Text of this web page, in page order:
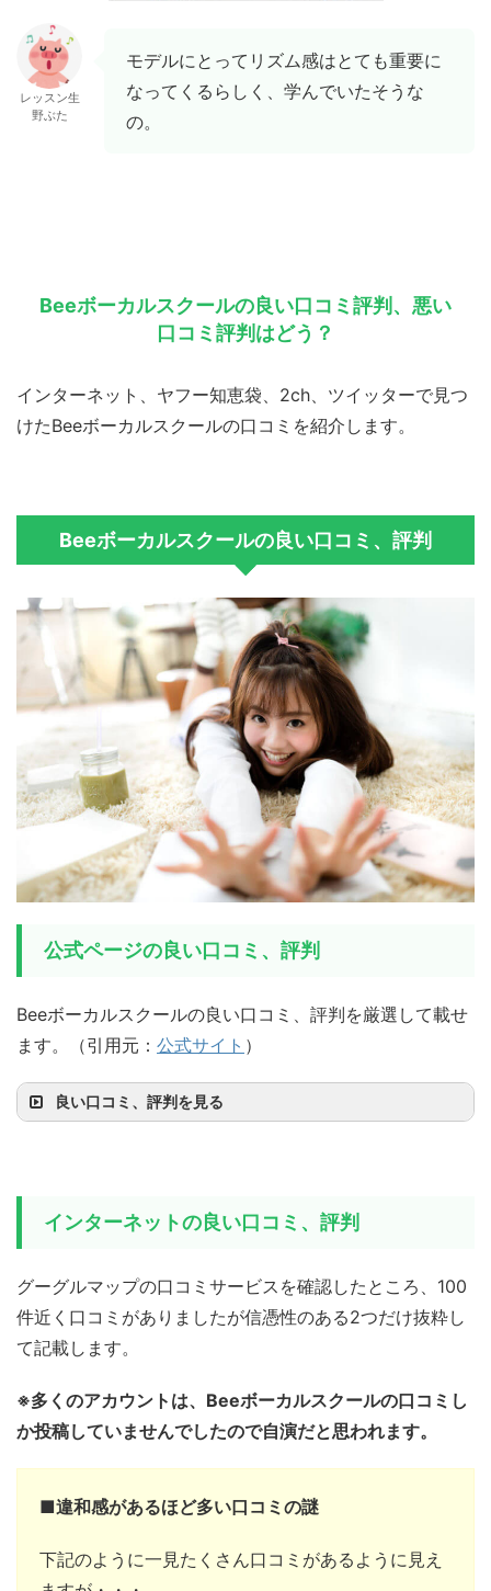
レッスン生
野ぶた
モデルにとってリズム感はとても重要に
なってくるらしく、学んでいたそうな
の。
Beeボーカルスクールの良い口コミ評判、悪い
口コミ評判はどう？
インターネット、ヤフー知恵袋、2ch、ツイッターで見つ
けたBeeボーカルスクールの口コミを紹介します。
Beeボーカルスクールの良い口コミ、評判
公式ページの良い口コミ、評判
Beeボーカルスクールの良い口コミ、評判を厳選して載せ
ます。（引用元： 公式サイト ）
良い口コミ、評判を見る
野ぶた
採点カラオケの点数UPを目指して2
が、点数よりはるかに大切なことを
教わり 、音楽に対する価値観が大き
があっても、レッスンでは先生たち
が、イベントでは生徒さんたちが必
くにも教室はあるのに1時間かけても
ュージックスクールには、自分の居
インターネットの良い口コミ、評判
グーグルマップの口コミサービスを確認したところ、100
件近く口コミがありましたが信憑性のある2つだけ抜粋し
て記載します。
※多くのアカウントは、Beeボーカルスクールの口コミし
か投稿していませんでしたので自演だと思われます。
■違和感があるほど多い口コミの謎
下記のように一見たくさん口コミがあるように見え